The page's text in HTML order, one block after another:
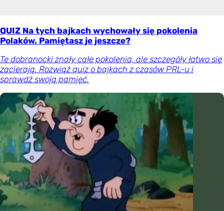
QUIZ Na tych bajkach wychowały się pokolenia
Polaków. Pamiętasz je jeszcze?
Te dobranocki znały całe pokolenia, ale szczegóły łatwo się
zacierają. Rozwiąż quiz o bajkach z czasów PRL-u i
sprawdź swoją pamięć.